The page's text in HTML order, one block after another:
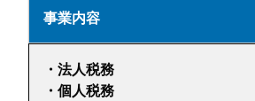
事業内容
・法人税務
・個人税務